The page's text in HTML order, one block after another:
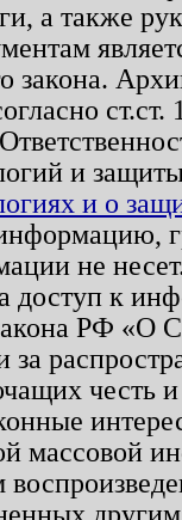
а также
закона.
и
и о
не
доступ к
РФ «О
за
честь
массовой